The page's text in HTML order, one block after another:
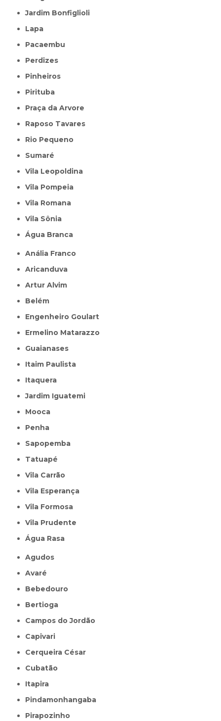
Jardim Bonfiglioli
Lapa
Pacaembu
Perdizes
Pinheiros
Pirituba
Praça da Arvore
Raposo Tavares
Rio Pequeno
Sumaré
Vila Leopoldina
Vila Pompeia
Vila Romana
Vila Sônia
Água Branca
Anália Franco
Aricanduva
Artur Alvim
Belém
Engenheiro Goulart
Ermelino Matarazzo
Guaianases
Itaim Paulista
Itaquera
Jardim Iguatemi
Mooca
Penha
Sapopemba
Tatuapé
Vila Carrão
Vila Esperança
Vila Formosa
Vila Prudente
Água Rasa
Agudos
Avaré
Bebedouro
Bertioga
Campos do Jordão
Capivari
Cerqueira César
Cubatão
Itapira
Pindamonhangaba
Pirapozinho